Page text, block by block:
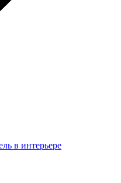
в интерьере